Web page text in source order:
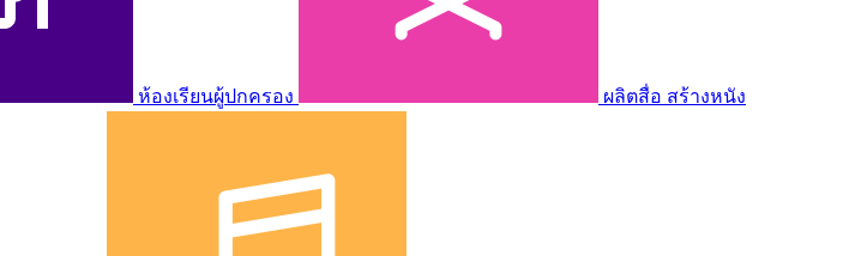
ห้องเรียนผู้ปกครอง ผลิตสื่อ สร้างหนัง